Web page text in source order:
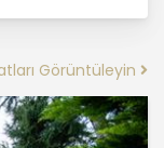
işleme
dayalı
Görüntüleyin